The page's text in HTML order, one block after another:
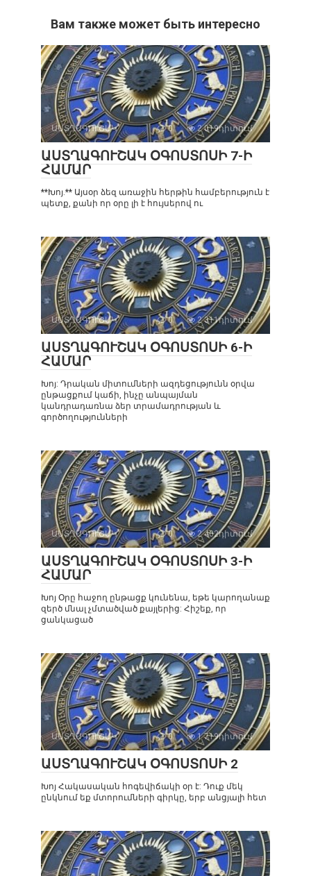
Вам также может быть интересно
ԱՍՏՂԱԳՈՒՇԱԿ 0 2 019դիտում
ԱՍՏՂԱԳՈՒՇԱԿ ՕԳՈՍՏՈՍԻ 7-Ի
ՀԱՄԱՐ
**Խոյ.** Այսօր ձեզ առաջին հերթին համբերություն է
պետք, քանի որ օրը լի է հույսերով ու
ԱՍՏՂԱԳՈՒՇԱԿ 0 2 311դիտում
ԱՍՏՂԱԳՈՒՇԱԿ ՕԳՈՍՏՈՍԻ 6-Ի
ՀԱՄԱՐ
Խոյ: Դրական միտումների ազդեցությունն օրվա
ընթացքում կաճի, ինչը անպայման
կանդրադառնա ձեր տրամադրության և
գործողությունների
ԱՍՏՂԱԳՈՒՇԱԿ 0 2 402դիտում
ԱՍՏՂԱԳՈՒՇԱԿ ՕԳՈՍՏՈՍԻ 3-Ի
ՀԱՄԱՐ
Խոյ Օրը հաջող ընթացք կունենա, եթե կարողանաք
զերծ մնալ չմտածված քայլերից: Հիշեք, որ
ցանկացած
ԱՍՏՂԱԳՈՒՇԱԿ 0 1 719դիտում
ԱՍՏՂԱԳՈՒՇԱԿ ՕԳՈՍՏՈՍԻ 2
Խոյ Հակասական հոգեվիճակի օր է: Դուք մեկ
ընկնում եք մտորումների գիրկը, երբ անցյալի հետ